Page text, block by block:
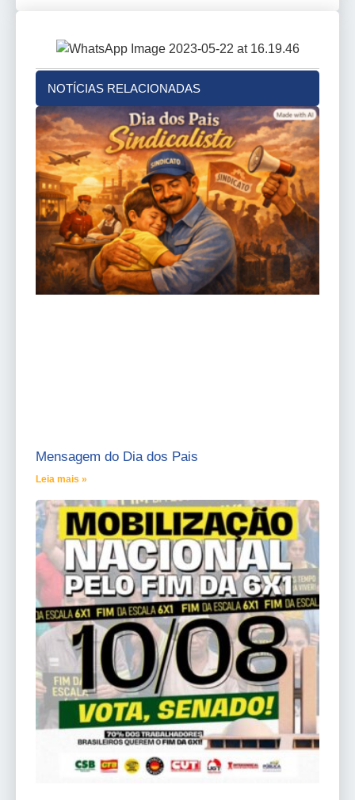
NOTÍCIAS RELACIONADAS
Mensagem do Dia dos Pais
Leia mais »